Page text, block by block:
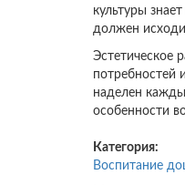
культуры
должен
Эстетическое
потребностей
наделен
особенности
Категория:
Воспитание